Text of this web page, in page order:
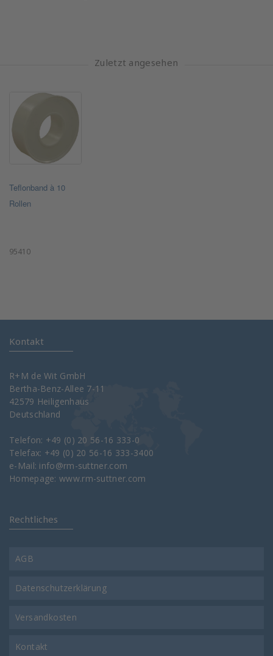
Zuletzt angesehen
Teflonband à 10
Rollen
95410
Kontakt
R+M de Wit GmbH
Bertha-Benz-Allee 7-11
42579 Heiligenhaus
Deutschland
Telefon: +49 (0) 20 56-16 333-0
Telefax: +49 (0) 20 56-16 333-3400
e-Mail: info@rm-suttner.com
Homepage:www.rm-suttner.com
Rechtliches
AGB
Datenschutzerklärung
Versandkosten
Kontakt